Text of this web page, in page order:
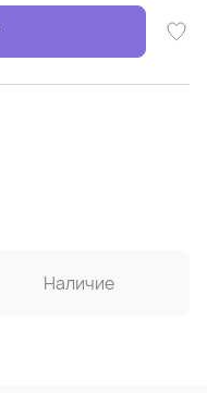
Наличие